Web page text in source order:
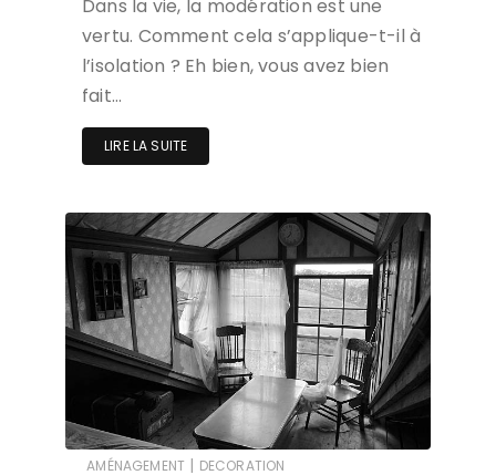
Dans la vie, la modération est une
vertu. Comment cela s’applique-t-il à
l’isolation ? Eh bien, vous avez bien
fait…
LIRE LA SUITE
AMÉNAGEMENT | DECORATION